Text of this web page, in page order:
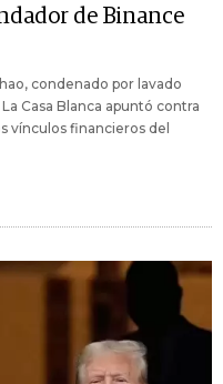
de Binance
condenado por lavado
Casa Blanca apuntó contra
vínculos financieros del